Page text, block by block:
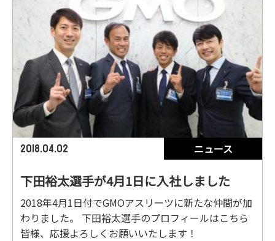
2018.04.02 ニュース
下田裕太選手が4月1日に入社しました
2018年4月1日付でGMOアスリーツに新たな仲間が加
わりました。 下田裕太選手のプロフィールはこちら
皆様、応援よろしくお願いいたします！